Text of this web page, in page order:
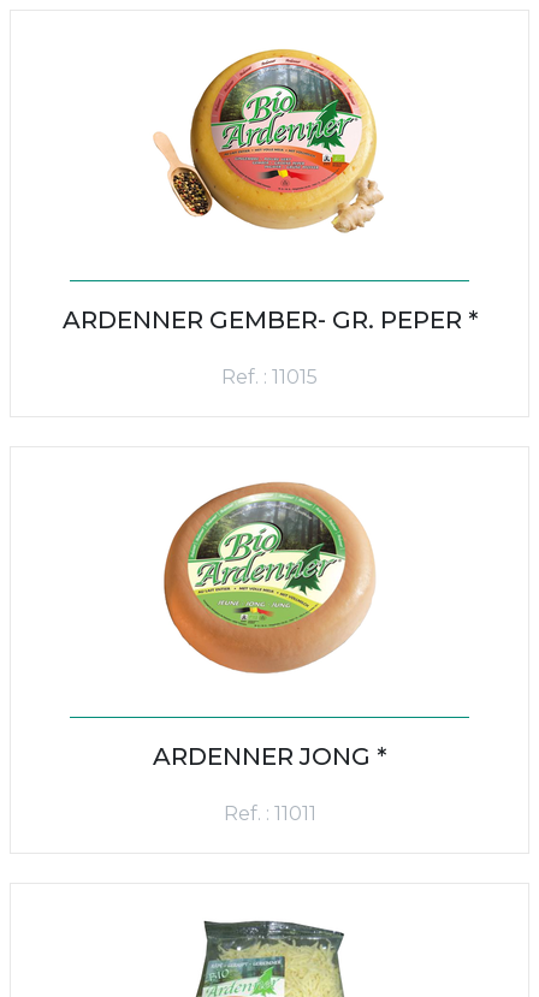
ARDENNER GEMBER- GR. PEPER *
Ref. : 11015
ARDENNER JONG *
Ref. : 11011